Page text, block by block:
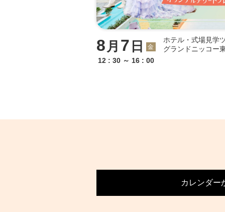
8 月 7 日 金
12 : 30 ～ 16 : 00
ホテル・式場見学
グランドニッコー
カレンダー